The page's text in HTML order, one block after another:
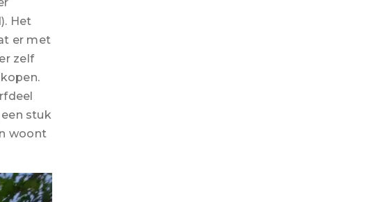
Het
er met
zelf
stuk
woont